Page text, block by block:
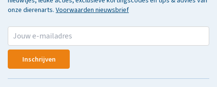
onze dierenarts. Voorwaarden nieuwsbrief
Inschrijven